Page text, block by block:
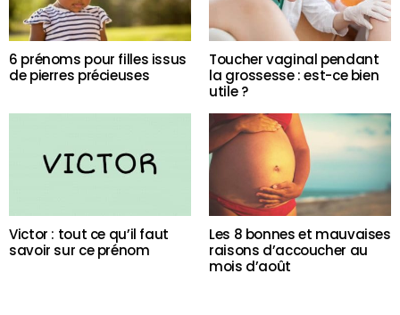
6 prénoms pour filles issus
de pierres précieuses
Toucher vaginal pendant
la grossesse : est-ce bien
utile ?
Victor : tout ce qu’il faut
savoir sur ce prénom
Les 8 bonnes et mauvaises
raisons d’accoucher au
mois d’août